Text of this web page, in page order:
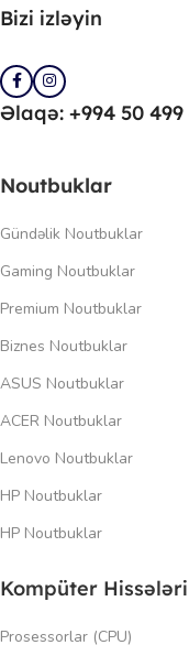
Bizi izləyin
Əlaqə: +994 50 499
Noutbuklar
Gündəlik Noutbuklar
Gaming Noutbuklar
Premium Noutbuklar
Biznes Noutbuklar
ASUS Noutbuklar
ACER Noutbuklar
Lenovo Noutbuklar
HP Noutbuklar
HP Noutbuklar
Kompüter Hissələri
Prosessorlar (CPU)